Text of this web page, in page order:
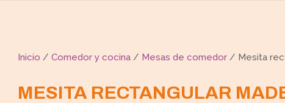
Inicio / Comedor y cocina/ Mesas de comedor/ Mesita
MESITA RECTANGULAR